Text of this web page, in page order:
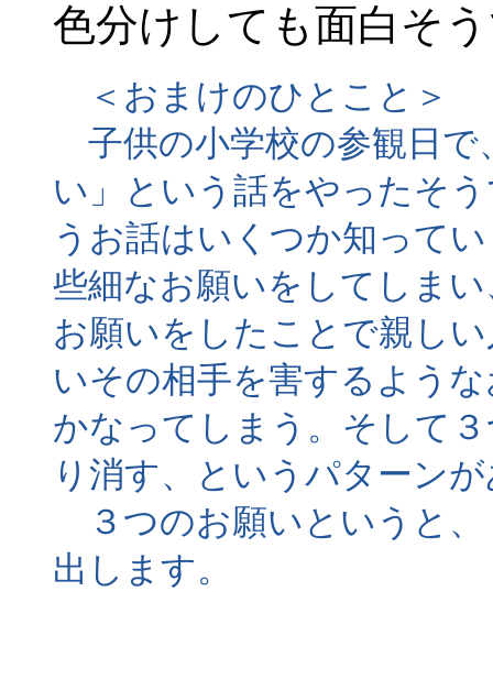
色分けしても面白そ
＜おまけのひとこと＞
子供の小学校の参観日で
い」という話をやったそ
うお話はいくつか知って
些細なお願いをしてしま
お願いをしたことで親し
いその相手を害するよう
かなってしまう。そして
り消す、というパターン
３つのお願いというと、
出します。